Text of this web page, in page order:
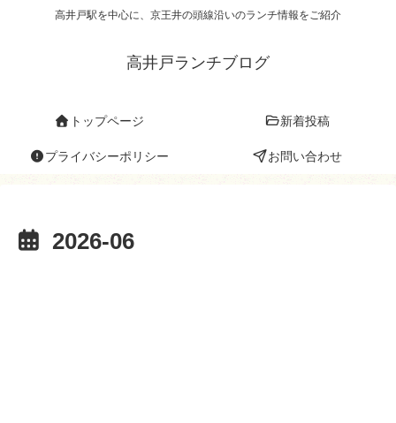
高井戸駅を中心に、京王井の頭線沿いのランチ情報をご紹介
高井戸ランチブログ
トップページ 新着投稿
プライバシーポリシー お問い合わせ
2026-06